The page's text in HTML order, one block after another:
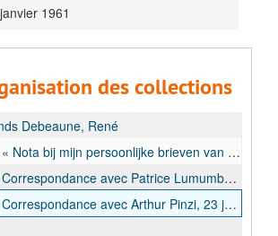
1961
des collections
Debeaune, René
« Nota bij mijn persoonlijke brieven van Patrice Lumumba uit 1956 en van Arthur Pinzi », Note, 16 septembre 2022
Correspondance avec Patrice Lumumba concernant sa visite à la Belgique en 1956, 5 mai 1956 - 2 juillet 1956
Correspondance avec Arthur Pinzi, 23 juin 1956 - 31 janvier 1961